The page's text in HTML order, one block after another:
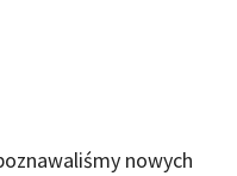
nowych